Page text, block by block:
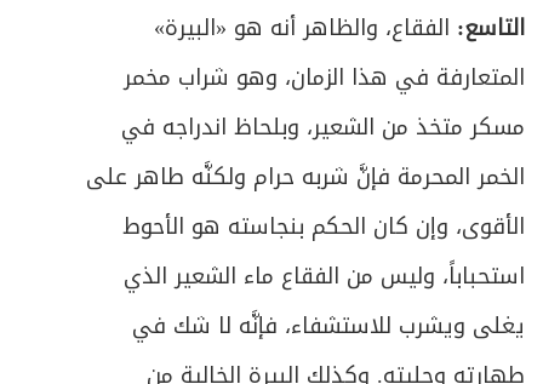
التاسع: الفقاع، والظاهر أنه هو «البيرة»
المتعارفة في هذا الزمان، وهو شراب مخمر
مسكر متخذ من الشعير، وبلحاظ اندراجه في
الخمر المحرمة فإنَّ شربه حرام ولكنَّه طاهر على
الأقوى، وإن كان الحكم بنجاسته هو الأحوط
استحباباً، وليس من الفقاع ماء الشعير الذي
يغلى ويشرب للاستشفاء، فإنَّه لا شك في
طهارته وحليته. وكذلك البيرة الخالية من